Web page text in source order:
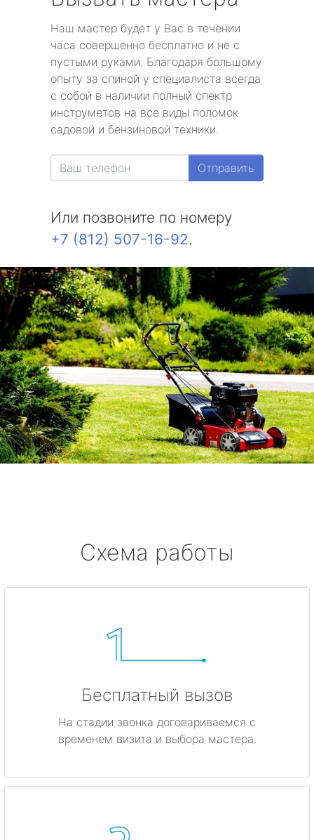
Наш мастер будет у Вас в течении
часа совершенно бесплатно и не с
пустыми руками. Благодаря большому
опыту за спиной у специалиста всегда
с собой в наличии полный спектр
инструметов на все виды поломок
садовой и бензиновой техники.
Отправить
Или позвоните по номеру
+7 (812) 507-16-92.
Схема работы
Бесплатный вызов
На стадии звонка договариваемся с
временем визита и выбора мастера.